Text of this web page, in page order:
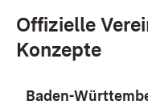
Offizielle
Konzepte
Baden-